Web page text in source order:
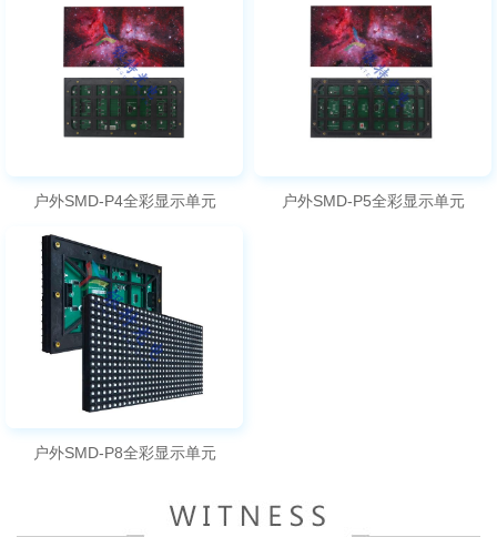
户外SMD-P4全彩显示单元 户外SMD-P5全彩显示单元
户外SMD-P8全彩显示单元